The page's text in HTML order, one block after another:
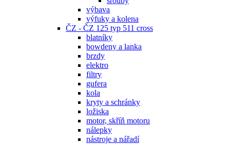
výbava
výfuky a kolena
ČZ - ČZ 125 typ 511 cross
blatníky
bowdeny a lanka
brzdy
elektro
filtry
gufera
kola
kryty a schránky
ložiska
motor, skříň motoru
nálepky
nástroje a nářadí